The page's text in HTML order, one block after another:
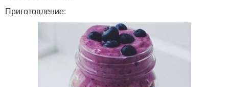
Приготовление: